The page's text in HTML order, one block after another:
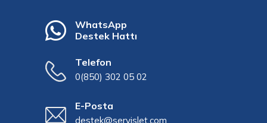
WhatsApp
Destek Hattı
Telefon
0(850) 302 05 02
E-Posta
destek@servislet.com